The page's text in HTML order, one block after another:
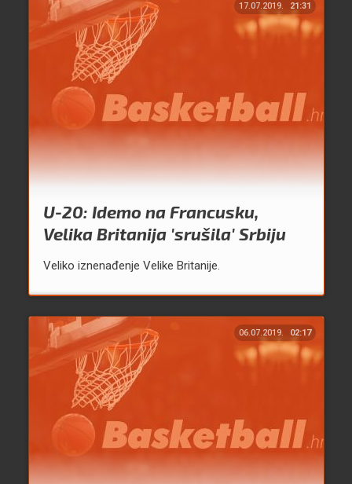
17.07.2019. 21:31
U-20: Idemo na Francusku,
Velika Britanija 'srušila' Srbiju
Veliko iznenađenje Velike Britanije.
06.07.2019. 02:17